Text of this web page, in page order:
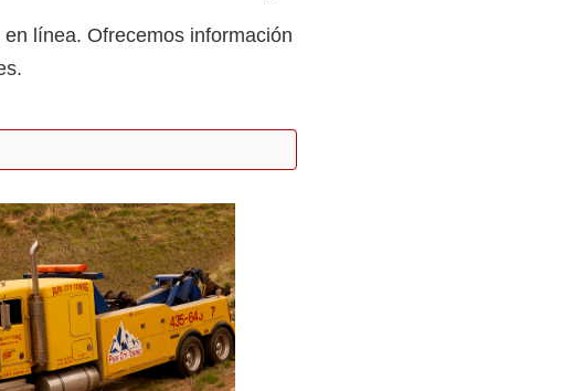
línea. Ofrecemos información